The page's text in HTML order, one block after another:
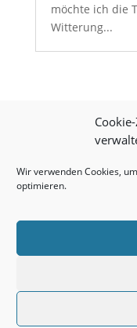
Wir verwenden Cookies,
optimieren.
möchte ich die
Witterung...
©